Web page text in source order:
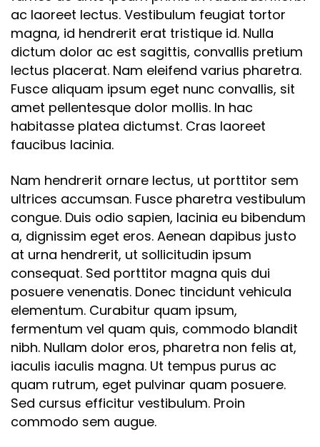
ac laoreet lectus. Vestibulum feugiat tortor
magna, id hendrerit erat tristique id. Nulla
dictum dolor ac est sagittis, convallis pretium
lectus placerat. Nam eleifend varius pharetra.
Fusce aliquam ipsum eget nunc convallis, sit
amet pellentesque dolor mollis. In hac
habitasse platea dictumst. Cras laoreet
faucibus lacinia.
Nam hendrerit ornare lectus, ut porttitor sem
ultrices accumsan. Fusce pharetra vestibulum
congue. Duis odio sapien, lacinia eu bibendum
a, dignissim eget eros. Aenean dapibus justo
at urna hendrerit, ut sollicitudin ipsum
consequat. Sed porttitor magna quis dui
posuere venenatis. Donec tincidunt vehicula
elementum. Curabitur quam ipsum,
fermentum vel quam quis, commodo blandit
nibh. Nullam dolor eros, pharetra non felis at,
iaculis iaculis magna. Ut tempus purus ac
quam rutrum, eget pulvinar quam posuere.
Sed cursus efficitur vestibulum. Proin
commodo sem augue.